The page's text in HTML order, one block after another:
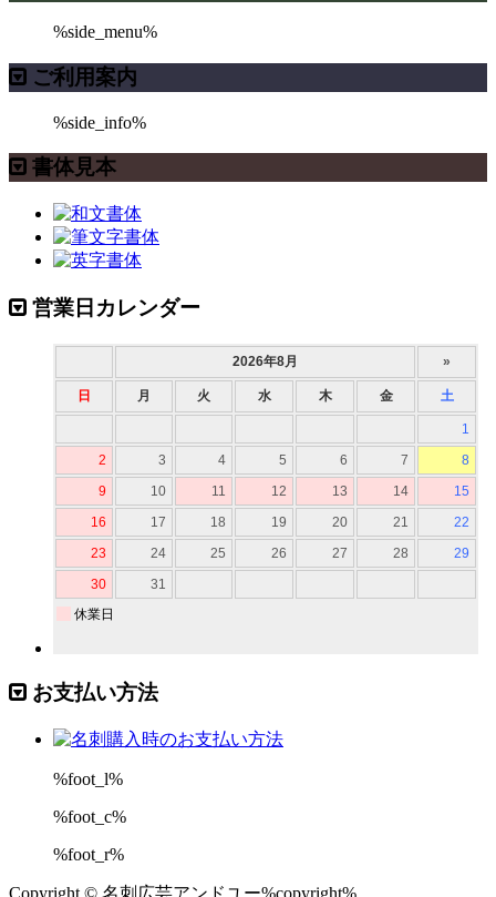
%side_menu%
ご利用案内
%side_info%
書体見本
営業日カレンダー
お支払い方法
%foot_l%
%foot_c%
%foot_r%
Copyright © 名刺広芸アンドユー%copyright%